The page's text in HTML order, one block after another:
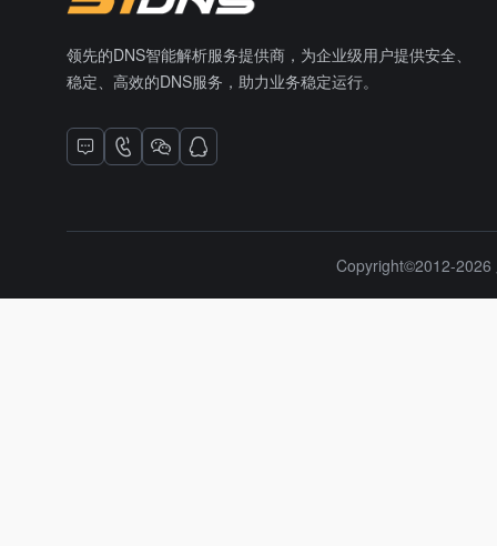
领先的DNS智能解析服务提供商，为企业级用户提供安全、
稳定、高效的DNS服务，助力业务稳定运行。
Copyright©2012-2026